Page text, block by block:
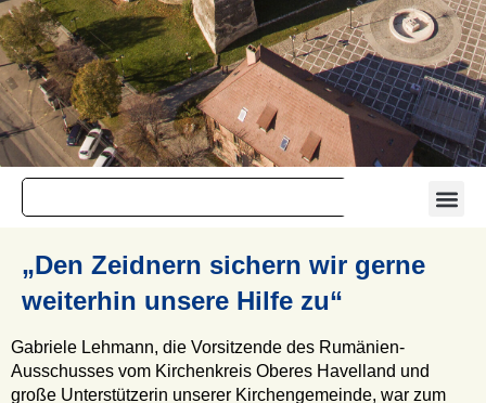
„Den Zeidnern sichern wir gerne
weiterhin unsere Hilfe zu“
Gabriele Lehmann, die Vorsitzende des Rumänien-
Ausschusses vom Kirchenkreis Oberes Havelland und
große Unterstützerin unserer Kirchengemeinde, war zum